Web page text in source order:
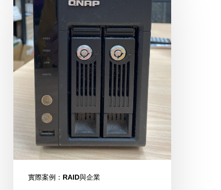
TS-
239
Pro
ll+NAS
實際案例：RAID與企業